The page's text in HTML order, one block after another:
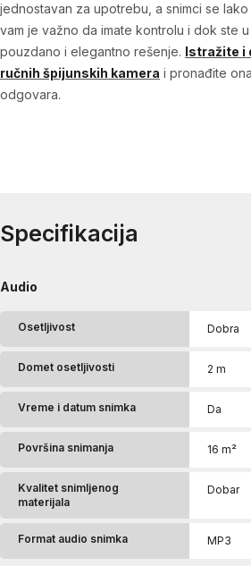
jednostavan za upotrebu, a snimci se
vam je važno da imate kontrolu i dok ste
pouzdano i elegantno rešenje. Istražite i
ručnih špijunskih kamera i pronađite
odgovara.
Specifikacija
Audio
Osetljivost Dobra
Domet osetljivosti 2 m
Vreme i datum snimka Da
Površina snimanja 16 m²
Kvalitet snimljenog
materijala
Dobar
Format audio snimka MP3